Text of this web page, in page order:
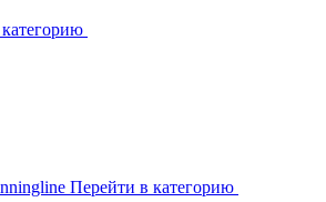
Перейти в категорию